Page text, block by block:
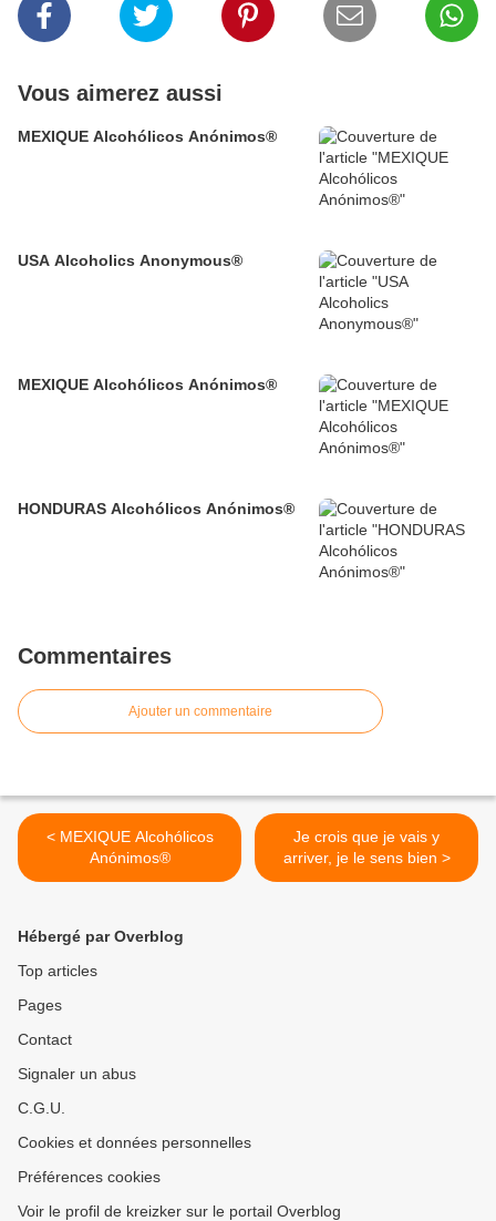
Vous aimerez aussi
MEXIQUE Alcohólicos Anónimos®
USA Alcoholics Anonymous®
MEXIQUE Alcohólicos Anónimos®
HONDURAS Alcohólicos Anónimos®
Commentaires
Ajouter un commentaire
< MEXIQUE Alcohólicos
Anónimos®
Je crois que je vais y
arriver, je le sens bien >
Hébergé par Overblog
Top articles
Pages
Contact
Signaler un abus
C.G.U.
Cookies et données personnelles
Préférences cookies
Voir le profil de kreizker sur le portail Overblog